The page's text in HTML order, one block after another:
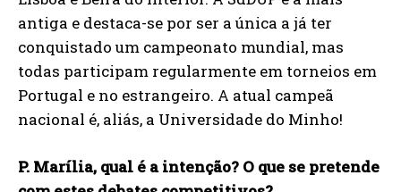
antiga e destaca-se por ser a única a já ter
conquistado um campeonato mundial, mas
todas participam regularmente em torneios em
Portugal e no estrangeiro. A atual campeã
nacional é, aliás, a Universidade do Minho!
P. Marília, qual é a intenção? O que se pretende